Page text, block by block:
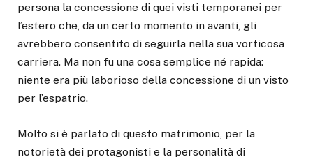
persona la concessione di quei visti temporanei per
l’estero che, da un certo momento in avanti, gli
avrebbero consentito di seguirla nella sua vorticosa
carriera. Ma non fu una cosa semplice né rapida:
niente era più laborioso della concessione di un visto
per l’espatrio.
Molto si è parlato di questo matrimonio, per la
notorietà dei protagonisti e la personalità di